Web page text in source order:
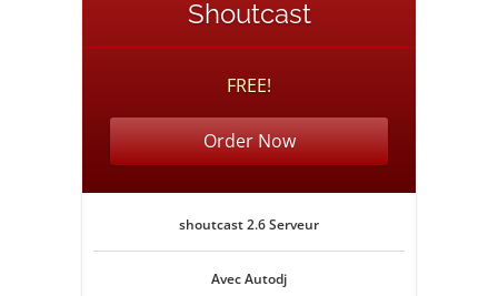
Shoutcast
FREE!
Order Now
shoutcast 2.6 Serveur
Avec Autodj